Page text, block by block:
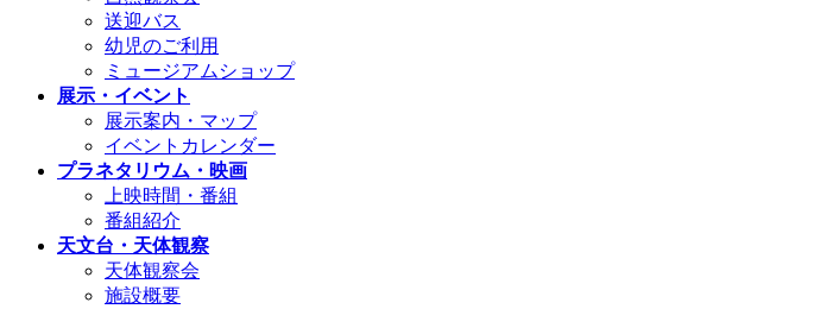
送迎バス
幼児のご利用
ミュージアムショップ
展示・イベント
展示案内・マップ
イベントカレンダー
プラネタリウム・映画
上映時間・番組
番組紹介
天文台・天体観察
天体観察会
施設概要